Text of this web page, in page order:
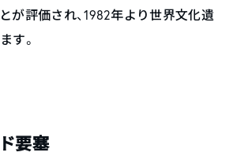
が評価され、1982年より世界文化遺
す。
要塞